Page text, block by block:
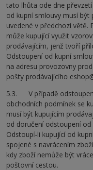
tato lhůta ode dne
od kupní smlouvy musí
uvedené v předchozí větě.
může kupující využit
prodávajícím, jenž tvoří
Odstoupení od kupní
na adresu provozovny
pošty prodávajícího
5.3. V případě
obchodních podmínek se
musí být kupujícím
od doručení odstoupení
Odstoupí-li kupující od
spojené s navrácením
kdy zboží nemůže být
poštovní cestou.